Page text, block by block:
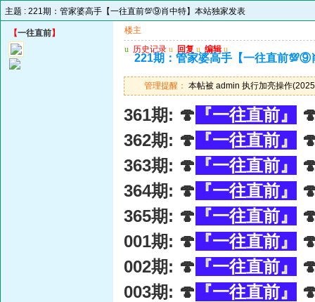
主题 : 221期：管家婆高手【一往直前💯⑨肖中特】本站独家发表
【一往直前】
楼主
u 历史记录 u 回复 u 编辑 u
221期：管家婆高手【一往直前💯⑨
管理提醒： 本帖被 admin 执行加亮操作
361期: 🍄 『一往直前』
362期: 🍄 『一往直前』
363期: 🍄 『一往直前』
364期: 🍄 『一往直前』
365期: 🍄 『一往直前』
001期: 🍄 『一往直前』
002期: 🍄 『一往直前』
003期: 🍄 『一往直前』